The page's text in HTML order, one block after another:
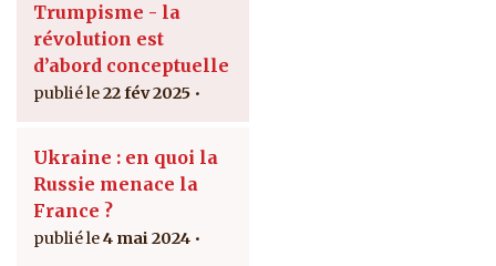
Trumpisme - la
révolution est
d’abord conceptuelle
22 fév 2025
Ukraine : en quoi la
Russie menace la
France ?
4 mai 2024